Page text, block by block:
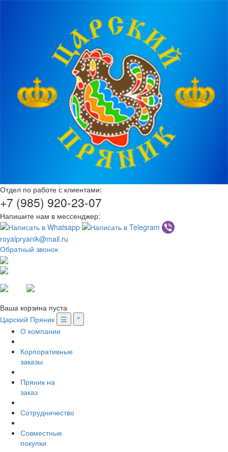
Отдел по работе с клиентами:
+7 (985) 920-23-07
Напишите нам в мессенджер:
royalpryanik@mail.ru
Обратный звонок
Ваша корзина пуста
Царский Пряник
☰
˟
О компании
Корпоративные
заказы
Пряник на
заказ
Сотрудничество
Совместные
покупки